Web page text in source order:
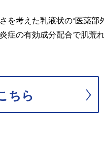
考えた乳液状の“医薬部
症の有効成分配合で肌荒
ちら